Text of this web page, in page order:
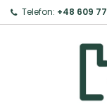
Telefon: +48 609
Zaloguj
Aby zapisać